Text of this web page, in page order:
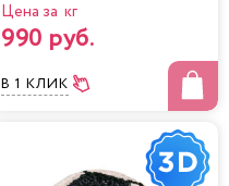
Цена за кг
990 руб.
В 1 КЛИК